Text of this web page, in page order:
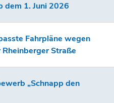
dem 1. Juni 2026
Fahrpläne wegen
Straße
„Schnapp den